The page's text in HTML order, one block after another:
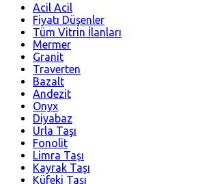
Acil Acil
Fiyatı Düşenler
Tüm Vitrin İlanları
Mermer
Granit
Traverten
Bazalt
Andezit
Onyx
Diyabaz
Urla Taşı
Fonolit
Limra Taşı
Kayrak Taşı
Küfeki Taşı